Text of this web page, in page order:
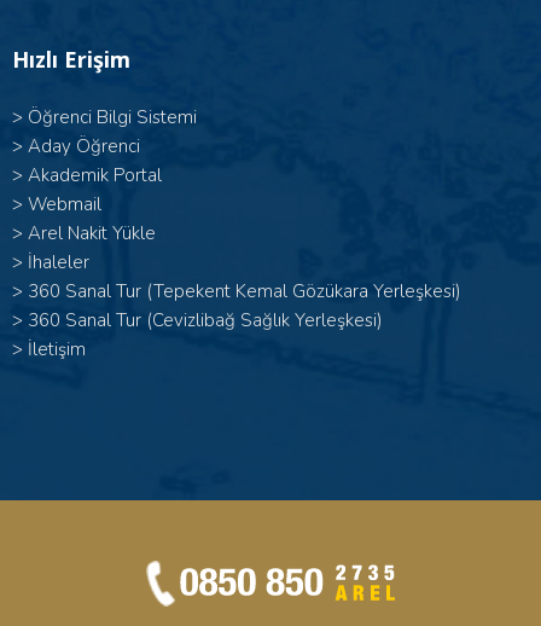
Hızlı Erişim
> Öğrenci Bilgi Sistemi
> Aday Öğrenci
> Akademik Portal
> Webmail
> Arel Nakit Yükle
> İhaleler
> 360 Sanal Tur (Tepekent Kemal Gözükara Yerleşkesi)
> 360 Sanal Tur (Cevizlibağ Sağlık Yerleşkesi)
> İletişim